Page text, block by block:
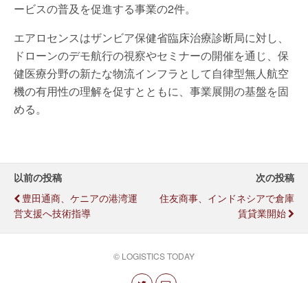
ービスの普及を促進する事業の2件。
エアロセンスはザンビア保健省臨床治療診断局に対し、
ドローンのデモ航行の視察やセミナーの開催を通じ、保
健医療分野の新たな物流インフラとして自律型無人航空
機の有用性の理解を促すとともに、事業展開の基盤を固
める。
以前の投稿
豊田通商、ケニアの港湾運
営支援へ技術指導
次の投稿
住友商事、インドネシアで倉庫
賃貸業開始
© LOGISTICS TODAY